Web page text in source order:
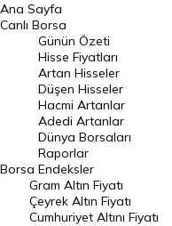
BIST 100 Hisseleri
En Çok Artan Hisseler
En Çok Düşen Hisseler
Hacmi Artanlar
Geçmiş Kapanışlar
Dünya Borsaları
Raporlar
Endeksler
Ana Sayfa
Canlı Borsa
Borsa
Günün Özeti
Hisse Fiyatları
Artan Hisseler
Düşen Hisseler
Hacmi Artanlar
Adedi Artanlar
Dünya Borsaları
Raporlar
Endeksler
Gram Altın Fiyatı
Çeyrek Altın Fiyatı
Cumhuriyet Altını Fiyatı